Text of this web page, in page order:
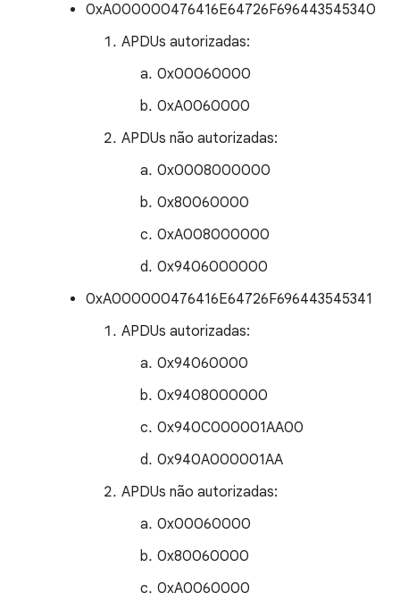
0xA000000476416E64726F696443545340
APDUs autorizadas:
0x00060000
0xA0060000
APDUs não autorizadas:
0x0008000000
0x80060000
0xA008000000
0x9406000000
0xA000000476416E64726F696443545341
APDUs autorizadas:
0x94060000
0x9408000000
0x940C000001AA00
0x940A000001AA
APDUs não autorizadas:
0x00060000
0x80060000
0xA0060000